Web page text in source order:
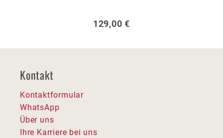
Regulärer Preis:
129,00 €
Kontakt
Kontaktformular
WhatsApp
Über uns
Ihre Karriere bei uns